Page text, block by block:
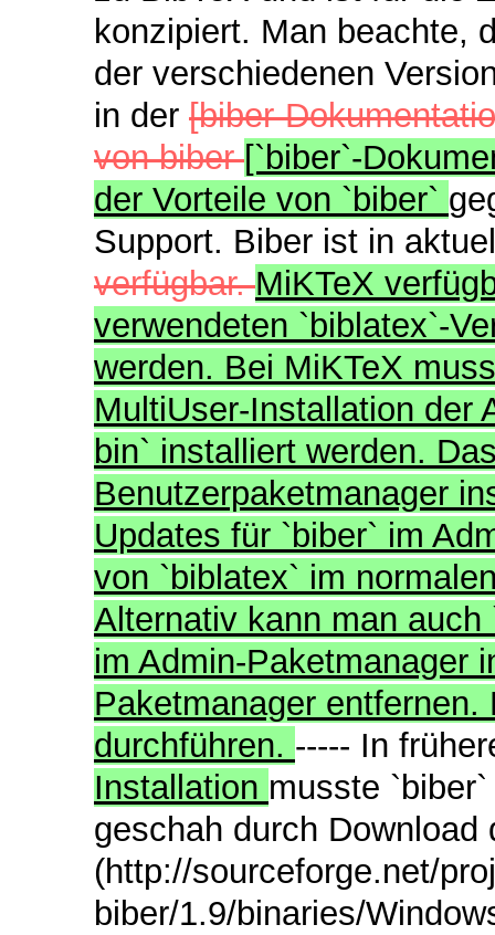
konzipiert. Man beachte,
der verschiedenen
in der [biber-
von biber[`biber`-
der Vorteile von `biber`
Support. Biber ist in
verfügbar.MiKTeX
verwendeten `biblatex`-
werden. Bei MiKTeX
MultiUser-Installation der
bin` installiert werden.
Benutzerpaketmanager
Updates für `biber` im
von `biblatex` im
Alternativ kann man
im Admin-Paketmanager
Paketmanager
durchführen. ----- In
Installation musste
geschah durch
(http://sourceforge.net/
biber/1.9/binaries/